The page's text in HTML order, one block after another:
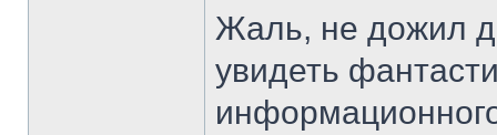
Жаль, не дожил
увидеть